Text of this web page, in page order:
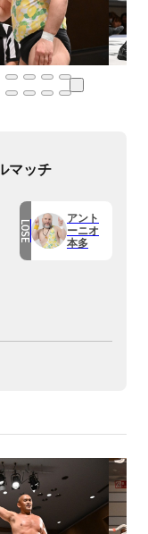
マッチ
LOSE
アント
ーニオ
本多